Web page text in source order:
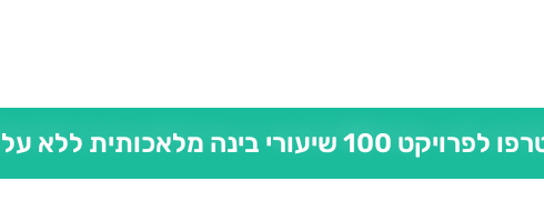
100 שיעורי בינה מלאכותית ללא עלות!